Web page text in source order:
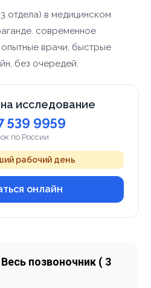
отдела) в медицинском
современное
врачи, быстрые
без очередей.
исследование
539 9959
по России
рабочий день
онлайн
позвоночник ( 3